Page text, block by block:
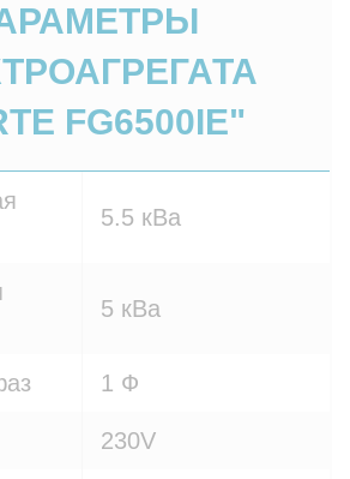
FG6500IE"
5.5 кВа
5 кВа
1 Ф
230V